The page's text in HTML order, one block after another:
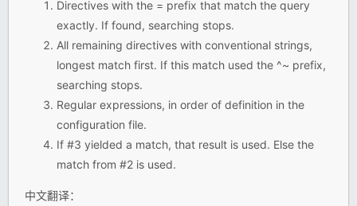
Directives with the = prefix that match the query
exactly. If found, searching stops.
All remaining directives with conventional strings,
longest match first. If this match used the ^~ prefix,
searching stops.
Regular expressions, in order of definition in the
configuration file.
If #3 yielded a match, that result is used. Else the
match from #2 is used.
中文翻译：